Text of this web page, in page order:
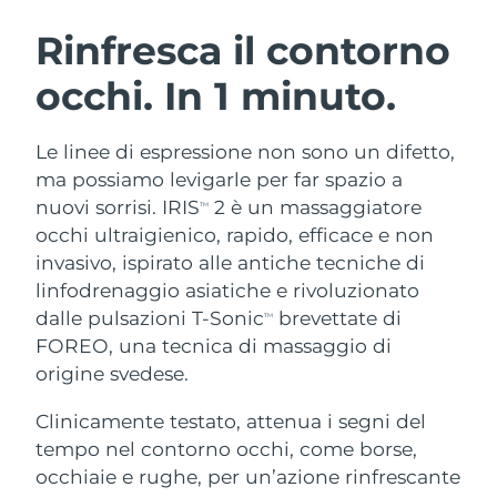
Rinfresca il contorno
occhi. In 1 minuto.
Le linee di espressione non sono un difetto,
ma possiamo levigarle per far spazio a
nuovi sorrisi. IRISTM
2 è un massaggiatore
occhi ultraigienico, rapido, efficace e non
invasivo, ispirato alle antiche tecniche di
linfodrenaggio asiatiche e rivoluzionato
dalle pulsazioni T-SonicTM
brevettate di
FOREO, una tecnica di massaggio di
origine svedese.
Clinicamente testato, attenua i segni del
tempo nel contorno occhi, come borse,
occhiaie e rughe, per un’azione rinfrescante
LUNA™ 4 pacchetto
Anti-aging massage
LUNA™ 4 Plus
Massage, LED heating
For men, anti-aging massage
BEAR™ 2 pacchetto
Microcurrent toning
BEAR™ 2 go
Microcurrent toning on-the-go
Microcurrent line smoothing device
Idratazione
UFO™ 3 pacchetto
Deep facial hydration
Near-infrared and red light therapy
device
Igiene orale
issa™ 4
Hybrid silicone sonic toothbrush
issa™ 4 plus
Smart hybrid silicone sonic toothbrush
TRATTAMENTI ANTI-AGE FAQ™
Anti-age Trattamenti LED
Austria Consegna stimata
Bahrein Consegna stimata
Belgio
Bermuda Consegna stimata
Bosnia ed
Erzegovina
Consegna stimata 8/13/26
Brunei Consegna stimata
Bulgaria
Canada Consegna stimata8/14/26
Cile Consegna stimata8/14/26